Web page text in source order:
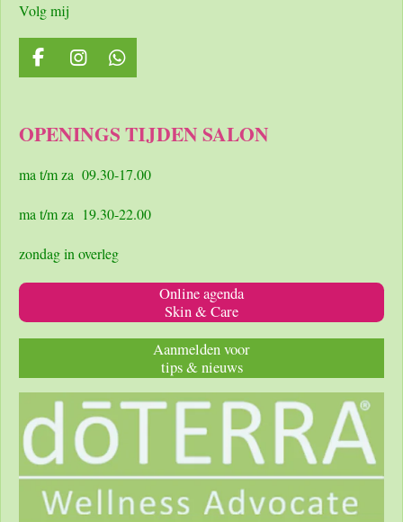
Volg mij
F
a
b
o
I
n
a
r
m
W
h
s
p
OPENINGS TIJDEN SALON
ma t/m za 09.30-17.00
ma t/m za 19.30-22.00
zondag in overleg
Online agenda
Skin & Care
Aanmelden voor
tips & nieuws